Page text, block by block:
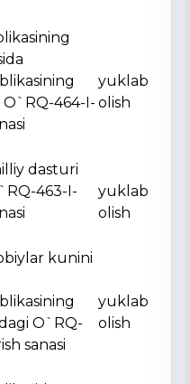
O`RQ-464-I-
yuklab
olish
dasturi
463-I-
yuklab
olish
kunini
O`RQ-
sanasi
yuklab
olish